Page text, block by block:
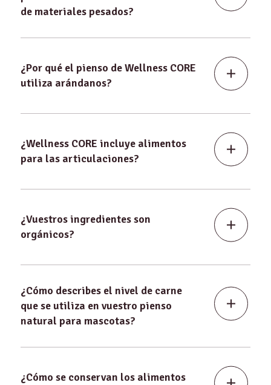
de materiales pesados?
¿Por qué el pienso de Wellness CORE
utiliza arándanos?
¿Wellness CORE incluye alimentos
para las articulaciones?
¿Vuestros ingredientes son
orgánicos?
¿Cómo describes el nivel de carne
que se utiliza en vuestro pienso
natural para mascotas?
¿Cómo se conservan los alimentos